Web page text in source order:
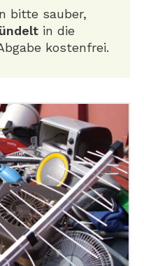
bitte sauber,
in die
kostenfrei.